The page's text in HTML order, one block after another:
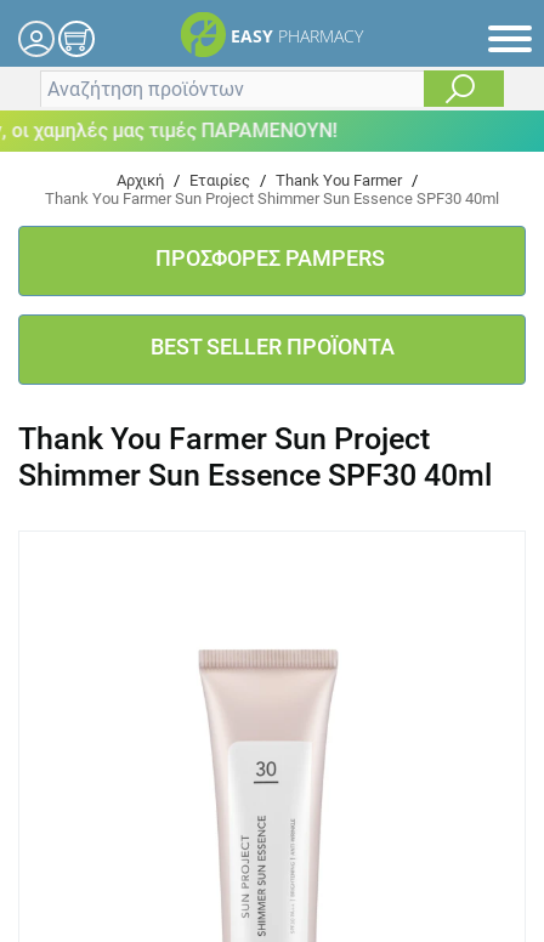
EASY PHARMACY
χαμηλές μας τιμές ΠΑΡΑΜΕΝΟΥΝ!
Αρχική / Εταιρίες / Thank You Farmer /
Thank You Farmer Sun Project Shimmer Sun Essence SPF30 40ml
ΠΡΟΣΦΟΡΕΣ PAMPERS
BEST SELLER ΠΡΟΪΟΝΤΑ
Thank You Farmer Sun Project
Shimmer Sun Essence SPF30 40ml